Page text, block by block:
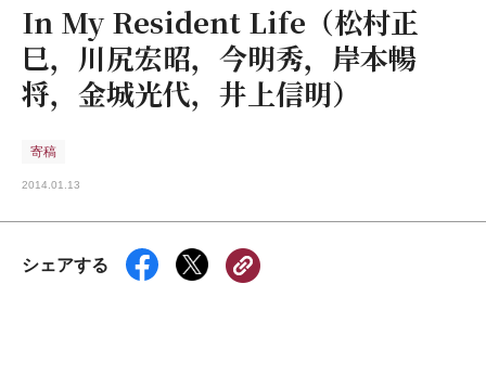
In My Resident Life（松村正
巳，川尻宏昭，今明秀，岸本暢
将，金城光代，井上信明）
寄稿
2014.01.13
シェアする